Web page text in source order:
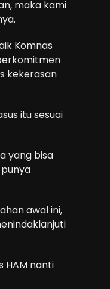
maka kami
Komnas
kekerasan
itu sesuai
yang bisa
awal ini,
HAM nanti